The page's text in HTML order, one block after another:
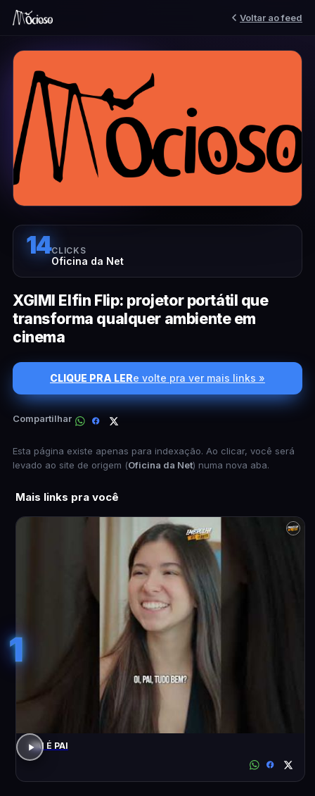
Voltar ao feed
14CLICKS
Oficina da Net
XGIMI Elfin Flip: projetor portátil que
transforma qualquer ambiente em
cinema
CLIQUE PRA LERe volte pra ver mais links »
Compartilhar
Esta página existe apenas para indexação. Ao clicar, você será
levado ao site de origem (Oficina da Net) numa nova aba.
Mais links pra você
1
PAI É PAI